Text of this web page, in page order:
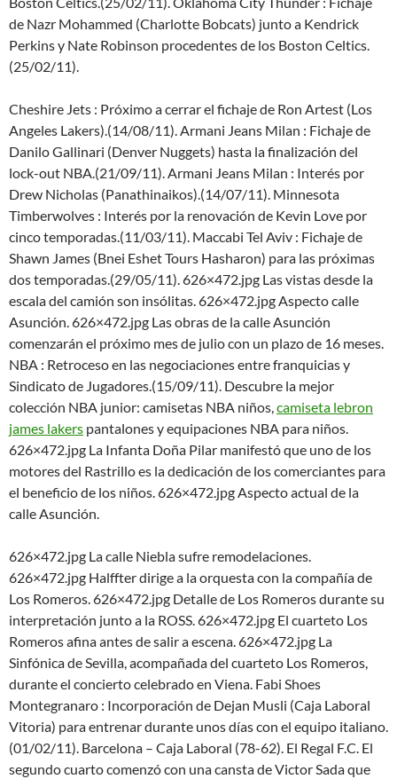
de Nazr Mohammed (Charlotte Bobcats) junto a Kendrick
Perkins y Nate Robinson procedentes de los Boston Celtics.
(25/02/11).
Cheshire Jets : Próximo a cerrar el fichaje de Ron Artest (Los
Angeles Lakers).(14/08/11). Armani Jeans Milan : Fichaje de
Danilo Gallinari (Denver Nuggets) hasta la finalización del
lock-out NBA.(21/09/11). Armani Jeans Milan : Interés por
Drew Nicholas (Panathinaikos).(14/07/11). Minnesota
Timberwolves : Interés por la renovación de Kevin Love por
cinco temporadas.(11/03/11). Maccabi Tel Aviv : Fichaje de
Shawn James (Bnei Eshet Tours Hasharon) para las próximas
dos temporadas.(29/05/11). 626×472.jpg Las vistas desde la
escala del camión son insólitas. 626×472.jpg Aspecto calle
Asunción. 626×472.jpg Las obras de la calle Asunción
comenzarán el próximo mes de julio con un plazo de 16 meses.
NBA : Retroceso en las negociaciones entre franquicias y
Sindicato de Jugadores.(15/09/11). Descubre la mejor
colección NBA junior: camisetas NBA niños,camiseta lebron
james lakers pantalones y equipaciones NBA para niños.
626×472.jpg La Infanta Doña Pilar manifestó que uno de los
motores del Rastrillo es la dedicación de los comerciantes para
el beneficio de los niños. 626×472.jpg Aspecto actual de la
calle Asunción.
626×472.jpg La calle Niebla sufre remodelaciones.
626×472.jpg Halffter dirige a la orquesta con la compañía de
Los Romeros. 626×472.jpg Detalle de Los Romeros durante su
interpretación junto a la ROSS. 626×472.jpg El cuarteto Los
Romeros afina antes de salir a escena. 626×472.jpg La
Sinfónica de Sevilla, acompañada del cuarteto Los Romeros,
durante el concierto celebrado en Viena. Fabi Shoes
Montegranaro : Incorporación de Dejan Musli (Caja Laboral
Vitoria) para entrenar durante unos días con el equipo italiano.
(01/02/11). Barcelona – Caja Laboral (78-62). El Regal F.C. El
segundo cuarto comenzó con una cansta de Victor Sada que